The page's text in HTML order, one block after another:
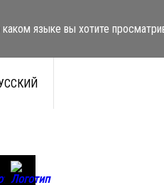
языке вы хотите